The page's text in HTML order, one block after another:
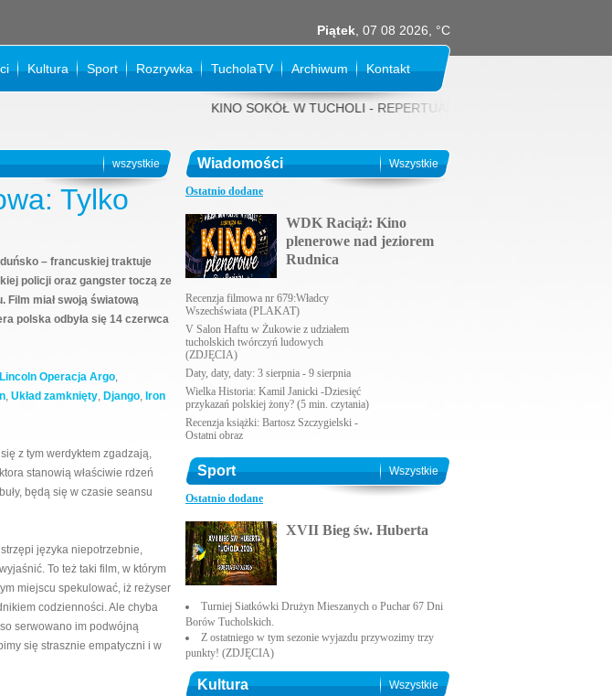
Piątek , 07 08 2026, °C
Kultura Sport Rozrywka TucholaTV Archiwum Kontakt
KINO SOKÓŁ W TUCHOLI - REPERTUAR NA SIERPIEŃ 2026 rok:
wszystkie
Tylko
– francuskiej traktuje
policji oraz gangster toczą ze
Film miał swoją światową
polska odbyła się 14 czerwca
Lincoln Operacja Argo,
, Układ zamknięty, Django, Iron
z tym werdyktem zgadzają,
stanowią właściwie rdzeń
będą się w czasie seansu
języka niepotrzebnie,
To też taki film, w którym
miejscu spekulować, iż reżyser
codzienności. Ale chyba
serwowano im podwójną
się strasznie empatyczni i w
Wiadomości Wszystkie
Ostatnio dodane
WDK Raciąż: Kino
plenerowe nad jeziorem
Rudnica
Recenzja filmowa nr 679:Władcy
Wszechświata (PLAKAT)
V Salon Haftu w Żukowie z udziałem
tucholskich twórczyń ludowych
(ZDJĘCIA)
Daty, daty, daty: 3 sierpnia - 9 sierpnia
Wielka Historia: Kamil Janicki -Dziesięć
przykazań polskiej żony? (5 min. czytania)
Recenzja książki: Bartosz Szczygielski -
Ostatni obraz
Sport Wszystkie
Ostatnio dodane
XVII Bieg św. Huberta
Turniej Siatkówki Drużyn Mieszanych o Puchar 67 Dni
Borów Tucholskich.
Z ostatniego w tym sezonie wyjazdu przywozimy trzy
punkty! (ZDJĘCIA)
Kultura Wszystkie